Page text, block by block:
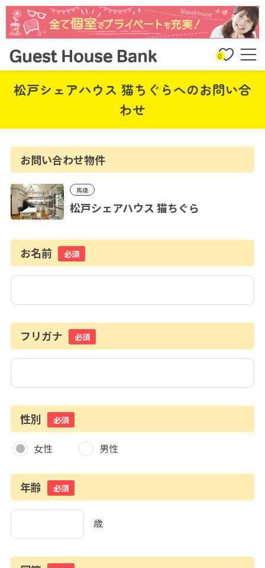
0
松戸シェアハウス 猫ちぐらへのお問い合
わせ
お問い合わせ物件
馬橋
松戸シェアハウス 猫ちぐら
お名前 必須
フリガナ 必須
性別 必須
女性 男性
年齢 必須
歳